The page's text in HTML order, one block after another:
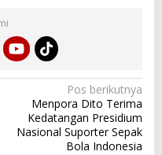
Pos berikutnya
Menpora Dito Terima
Kedatangan Presidium
Nasional Suporter Sepak
Bola Indonesia